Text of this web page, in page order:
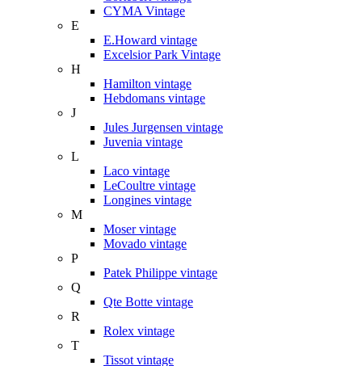
CYMA Vintage
E
E.Howard vintage
Excelsior Park Vintage
H
Hamilton vintage
Hebdomans vintage
J
Jules Jurgensen vintage
Juvenia vintage
L
Laco vintage
LeCoultre vintage
Longines vintage
M
Moser vintage
Movado vintage
P
Patek Philippe vintage
Q
Qte Botte vintage
R
Rolex vintage
T
Tissot vintage